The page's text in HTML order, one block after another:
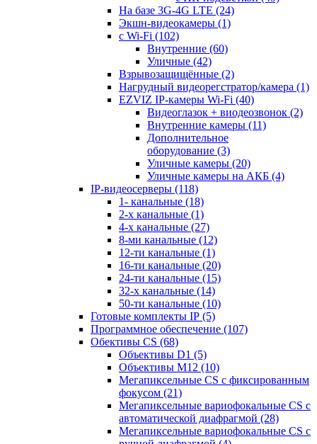
На базе 3G-4G LTE (24)
Экшн-видеокамеры (1)
с Wi-Fi (102)
Внутренние (60)
Уличные (42)
Взрывозащищённые (2)
Нагрудный видеорегстратор/камера (1)
EZVIZ IP-камеры Wi-Fi (40)
Видеоглазок + виодеозвонок (2)
Внутренние камеры (11)
Дополнительное
оборудование (3)
Уличные камеры (20)
Уличные камеры на АКБ (4)
IP-видеосерверы (118)
1- канальные (18)
2-х канальные (1)
4-х канальные (27)
8-ми канальные (12)
12-ти канальные (1)
16-ти канальные (20)
24-ти канальные (15)
32-х канальные (14)
50-ти канальные (10)
Готовые комплекты IP (5)
Программное обеспечение (107)
Обективы CS (68)
Объективы D1 (5)
Объективы M12 (10)
Мегапиксельные CS c фиксированным
фокусом (21)
Мегапиксельные вариофокальные CS c
автоматической диафрагмой (28)
Мегапиксельные вариофокальные CS c